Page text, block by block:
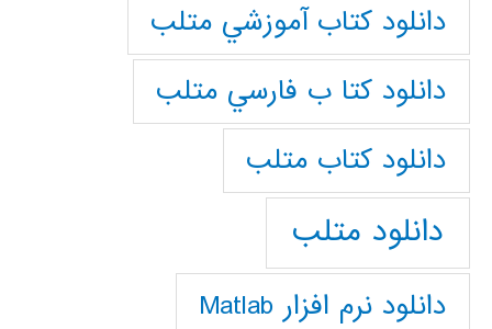
دانلود كتاب آموزشي متلب
دانلود كتا ب فارسي متلب
دانلود كتاب متلب
دانلود متلب
دانلود نرم افزار Matlab